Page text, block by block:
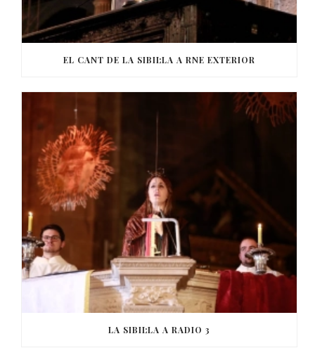
EL CANT DE LA SIBIL·LA A RNE EXTERIOR
LA SIBIL·LA A RADIO 3